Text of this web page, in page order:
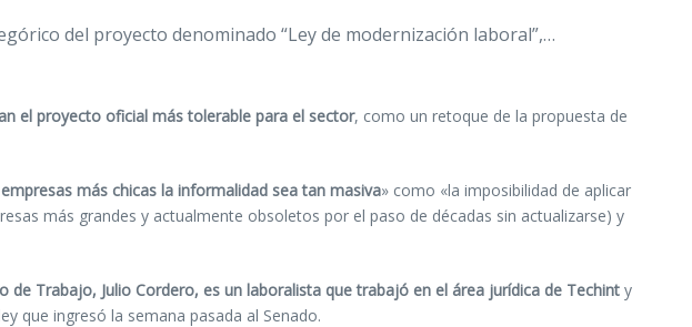
del proyecto denominado “Ley de modernización laboral”,…
el proyecto oficial más tolerable para el sector, como un retoque de la propuesta de
más chicas la informalidad sea tan masiva» como «la imposibilidad de aplicar
más grandes y actualmente obsoletos por el paso de décadas sin actualizarse) y
de Trabajo, Julio Cordero, es un laboralista que trabajó en el área jurídica de Techint y
que ingresó la semana pasada al Senado.